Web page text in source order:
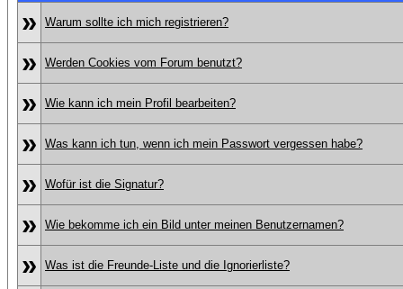
»
Warum sollte ich mich registrieren?
» Werden Cookies vom Forum benutzt?
» Wie kann ich mein Profil bearbeiten?
» Was kann ich tun, wenn ich mein Passwort vergessen habe?
» Wofür ist die Signatur?
» Wie bekomme ich ein Bild unter meinen Benutzernamen?
» Was ist die Freunde-Liste und die Ignorierliste?